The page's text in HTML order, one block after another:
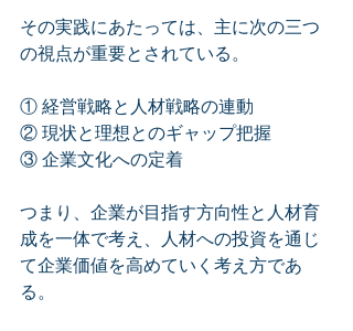
その実践にあたっては、主に次の三つ
の視点が重要とされている。
① 経営戦略と人材戦略の連動
② 現状と理想とのギャップ把握
③ 企業文化への定着
つまり、企業が目指す方向性と人材育
成を一体で考え、人材への投資を通じ
て企業価値を高めていく考え方であ
る。